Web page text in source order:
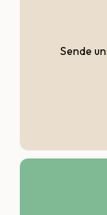
Sende